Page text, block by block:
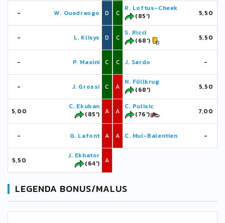
- W. Ouedraogo D
- L. Klisys D
- P. Masini C
- J. Grossi C
5,00
C. Ekuban
(85')
A
- G. Lafont A
5,50
J. Ekhator
(64')
A
C
R. Loftus-Cheek
(85')
5,50
C
S. Ricci
(68')
5,50
C J. Sardo -
A
N. Füllkrug
(68')
5,50
A
C. Pulisic
(76')
7,00
A C. Mul-Balentien -
LEGENDA BONUS/MALUS